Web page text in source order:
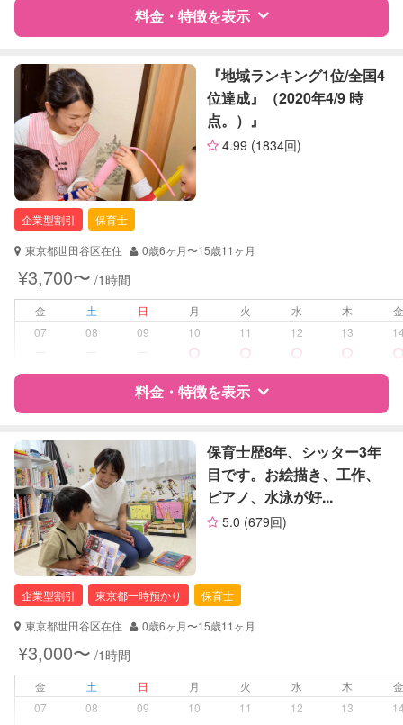
障がい児対応 対応可否は個別に相談
レッスン
音楽レッスン
スポーツレッスン
定期予約 可能
お子様の撮影
（定期特典）
対応可能
料金・特徴を表示
特徴 料金 レビュー
サポートの特徴
資格
自治体届出済ベビーシッター
保育士
幼稚園教諭
対応可能/特徴
送迎サポート
お泊まり保育
子育て経験
障がい児対応 対応可否は個別に相談
レッスン
音楽レッスン
絵・工作レッスン
定期予約 可能
お子様の撮影
（定期特典）
対応可能
『地域ランキング1位/全国4
位達成』（2020年4/9 時
点。）』
4.99 (1834回)
企業型割引
保育士
東京都世田谷区在住
0歳6ヶ月〜15歳11ヶ月
¥3,700〜 /1時間
金 土 日 月 火 水 木
07
08 09 10 11 12 13
料金・特徴を表示
特徴 料金 レビュー
サポートの特徴
資格
企業型割引対象(旧内閣府補助対象)
自治体届出済ベビーシッター
保育士
幼稚園教諭
夜間対応
お泊まり保育
保育士歴8年、シッター3年
目です。お絵描き、工作、
ピアノ、水泳が好...
5.0 (679回)
企業型割引 東京都一時預かり
保育士
東京都世田谷区在住
0歳6ヶ月〜15歳11ヶ月
¥3,000〜 /1時間
金 土 日 月 火 水 木
07
08 09 10 11 12 13